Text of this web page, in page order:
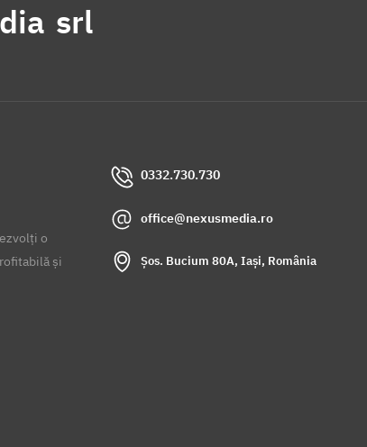
srl
o
și
0332.730.730
office@nexusmedia.ro
Șos. Bucium 80A, Iași, România